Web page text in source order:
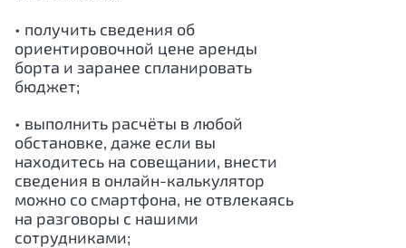
• получить сведения об
ориентировочной цене аренды
борта и заранее спланировать
бюджет;
• выполнить расчёты в любой
обстановке, даже если вы
находитесь на совещании, внести
сведения в онлайн-калькулятор
можно со смартфона, не отвлекаясь
на разговоры с нашими
сотрудниками;